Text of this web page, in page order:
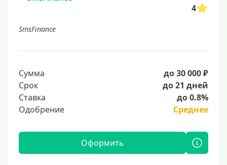
4
SmsFinance
Сумма
до 30 000 ₽
Срок
до 21 дней
Ставка
до 0.8%
Одобрение
Среднее
Оформить